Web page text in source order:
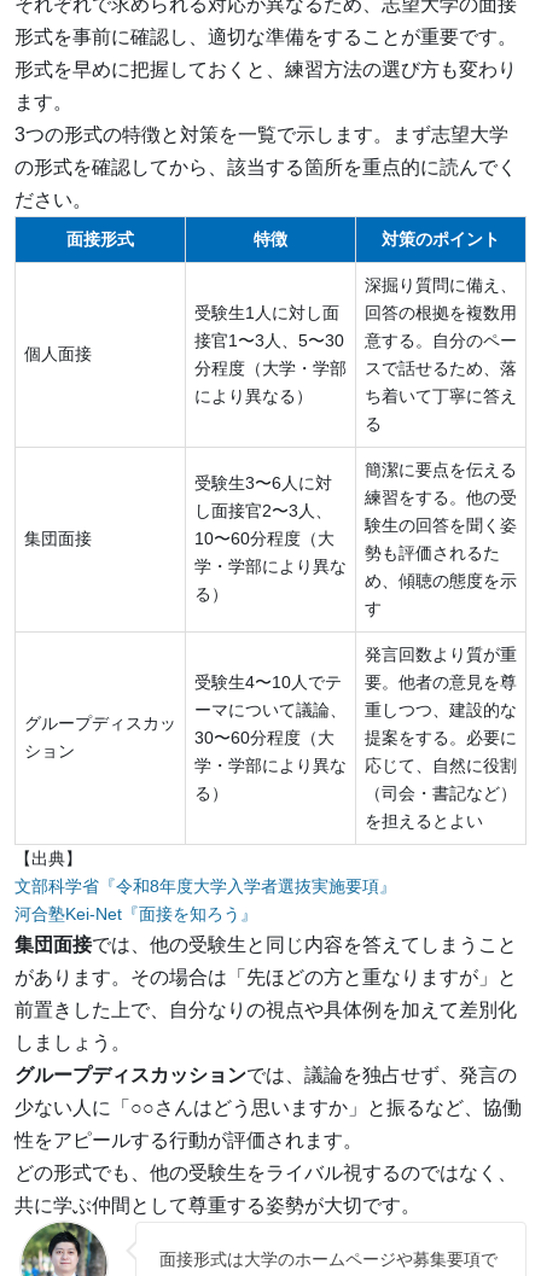
それぞれで求められる対応が異なるため、志望大学の面接
形式を事前に確認し、適切な準備をすることが重要です。
形式を早めに把握しておくと、練習方法の選び方も変わり
ます。
3つの形式の特徴と対策を一覧で示します。まず志望大学
の形式を確認してから、該当する箇所を重点的に読んでく
ださい。
面接形式 特徴 対策のポイント
個人面接
受験生1人に対し面
接官1〜3人、5〜30
分程度（大学・学部
により異なる）
深掘り質問に備え、
回答の根拠を複数用
意する。自分のペー
スで話せるため、落
ち着いて丁寧に答え
る
集団面接
受験生3〜6人に対
し面接官2〜3人、
10〜60分程度（大
学・学部により異な
る）
簡潔に要点を伝える
練習をする。他の受
験生の回答を聞く姿
勢も評価されるた
め、傾聴の態度を示
す
グループディスカッ
ション
受験生4〜10人でテ
ーマについて議論、
30〜60分程度（大
学・学部により異な
る）
発言回数より質が重
要。他者の意見を尊
重しつつ、建設的な
提案をする。必要に
応じて、自然に役割
（司会・書記など）
を担えるとよい
【出典】
文部科学省『令和8年度大学入学者選抜実施要項』
河合塾Kei-Net『面接を知ろう』
集団面接では、他の受験生と同じ内容を答えてしまうこと
があります。その場合は「先ほどの方と重なりますが」と
前置きした上で、自分なりの視点や具体例を加えて差別化
しましょう。
グループディスカッションでは、議論を独占せず、発言の
少ない人に「○○さんはどう思いますか」と振るなど、協働
性をアピールする行動が評価されます。
どの形式でも、他の受験生をライバル視するのではなく、
共に学ぶ仲間として尊重する姿勢が大切です。
面接形式は大学のホームページや募集要項で